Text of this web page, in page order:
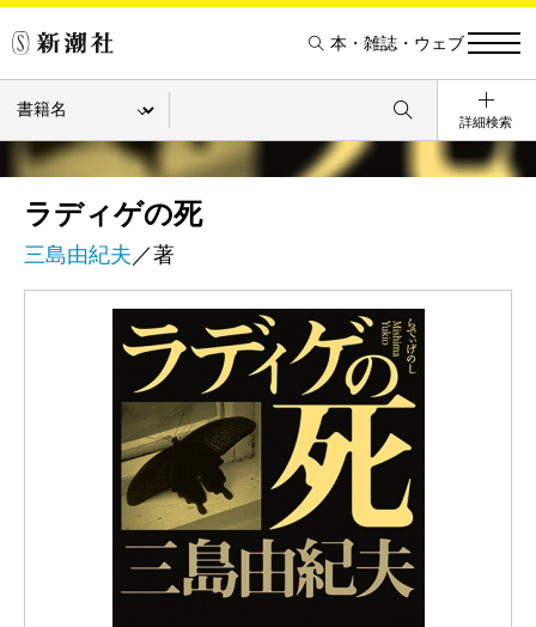
本・雑誌・ウェブ
詳細検索
ラディゲの死
三島由紀夫 ／著